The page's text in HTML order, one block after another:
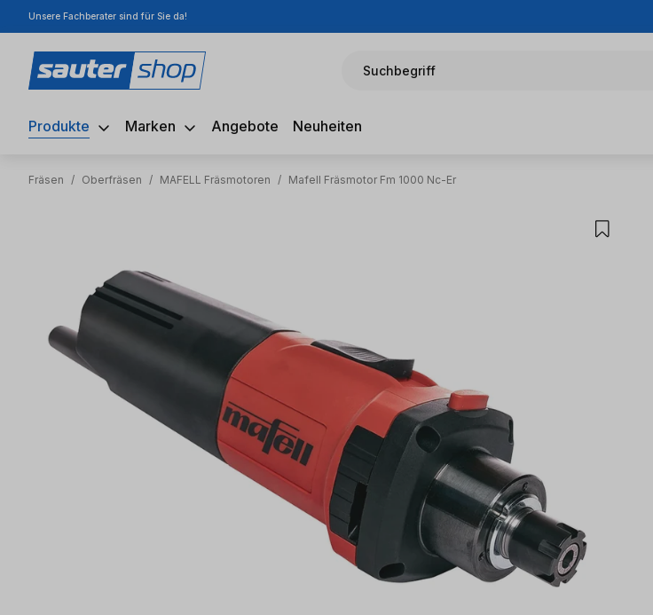
Hauptinhalt springen
Zur Suche springen
Zur Hauptnavigation springen
Unsere Fachberater sind für Sie da!
Suchbegriff
Produkte Marken Angebote Neuheiten
Fräsen / Oberfräsen / MAFELL Fräsmotoren / Mafell Fräsmotor Fm 1000 Nc-Er